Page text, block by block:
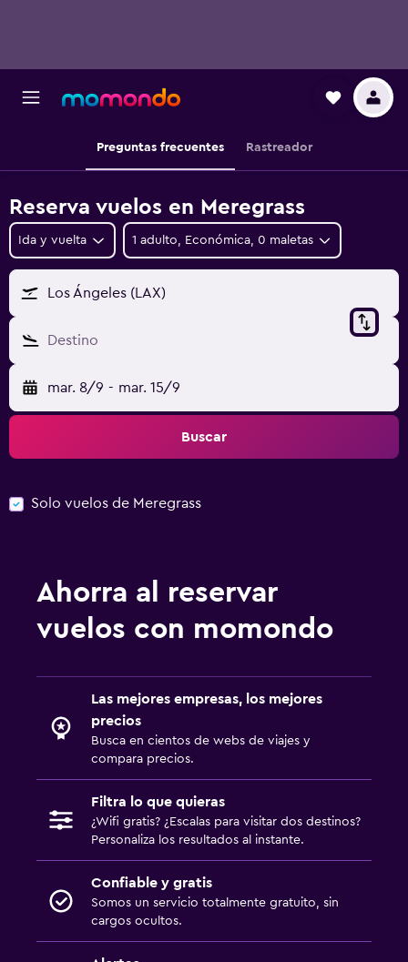
Preguntas frecuentes Rastreador
Reserva vuelos en Meregrass
Ida y vuelta 1 adulto, Económica, 0 maletas
Los Ángeles (LAX)
Destino
mar. 8/9 - mar. 15/9
Buscar
Solo vuelos de Meregrass
Ahorra al reservar
vuelos con momondo
Las mejores empresas, los mejores
precios
Busca en cientos de webs de viajes y
compara precios.
Filtra lo que quieras
¿Wifi gratis? ¿Escalas para visitar dos destinos?
Personaliza los resultados al instante.
Confiable y gratis
Somos un servicio totalmente gratuito, sin
cargos ocultos.